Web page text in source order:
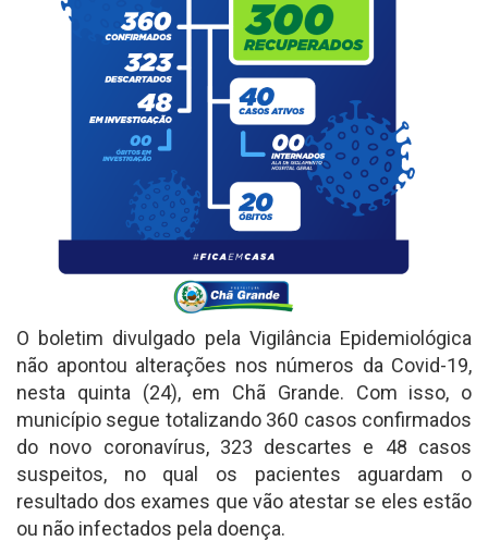
O boletim divulgado pela Vigilância Epidemiológica
não apontou alterações nos números da Covid-19,
nesta quinta (24), em Chã Grande. Com isso, o
município segue totalizando 360 casos confirmados
do novo coronavírus, 323 descartes e 48 casos
suspeitos, no qual os pacientes aguardam o
resultado dos exames que vão atestar se eles estão
ou não infectados pela doença.